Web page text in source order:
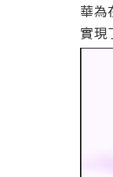
華為
實現